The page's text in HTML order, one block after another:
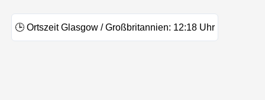
🕒 Ortszeit Glasgow / Großbritannien: 12:18 Uhr